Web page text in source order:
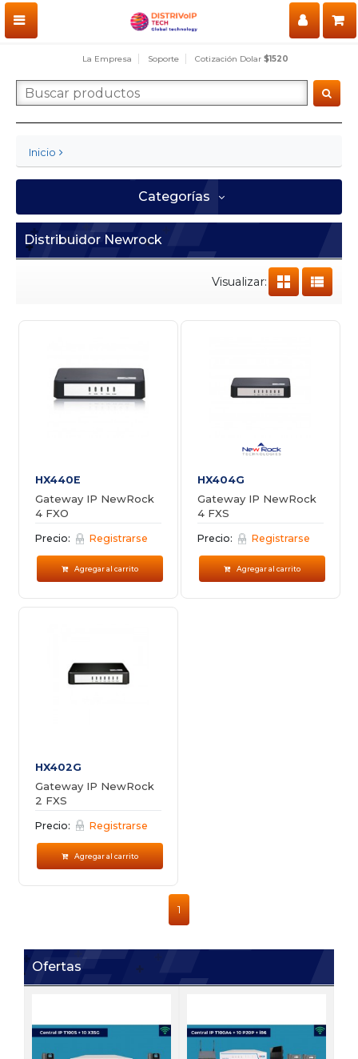
La Empresa Soporte Cotización Dolar $1520
Inicio
Categorías
Distribuidor Newrock
Visualizar:
HX440E
Gateway IP NewRock
4 FXO
Precio: Registrarse
Agregar al carrito
HX404G
Gateway IP NewRock
4 FXS
Precio: Registrarse
Agregar al carrito
HX402G
Gateway IP NewRock
2 FXS
Precio: Registrarse
Agregar al carrito
1
Ofertas